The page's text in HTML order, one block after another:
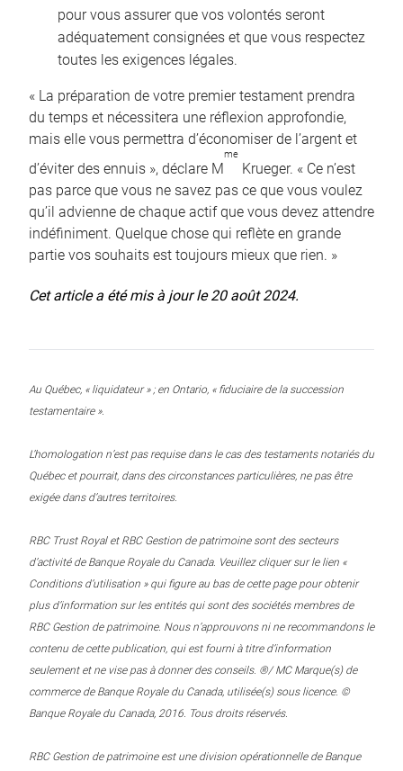
pour vous assurer que vos volontés seront
adéquatement consignées et que vous respectez
toutes les exigences légales.
« La préparation de votre premier testament prendra
du temps et nécessitera une réflexion approfondie,
mais elle vous permettra d’économiser de l’argent et
d’éviter des ennuis », déclare M
me
Krueger. « Ce n’est
pas parce que vous ne savez pas ce que vous voulez
qu’il advienne de chaque actif que vous devez attendre
indéfiniment. Quelque chose qui reflète en grande
partie vos souhaits est toujours mieux que rien. »
Cet article a été mis à jour le 20 août 2024.
Au Québec, « liquidateur » ; en Ontario, « fiduciaire de la succession
testamentaire ».
L’homologation n’est pas requise dans le cas des testaments notariés du
Québec et pourrait, dans des circonstances particulières, ne pas être
exigée dans d’autres territoires.
RBC Trust Royal et RBC Gestion de patrimoine sont des secteurs
d’activité de Banque Royale du Canada. Veuillez cliquer sur le lien «
Conditions d’utilisation » qui figure au bas de cette page pour obtenir
plus d’information sur les entités qui sont des sociétés membres de
RBC Gestion de patrimoine. Nous n’approuvons ni ne recommandons le
contenu de cette publication, qui est fourni à titre d’information
seulement et ne vise pas à donner des conseils. ®/ MC Marque(s) de
commerce de Banque Royale du Canada, utilisée(s) sous licence. ©
Banque Royale du Canada, 2016. Tous droits réservés.
RBC Gestion de patrimoine est une division opérationnelle de Banque